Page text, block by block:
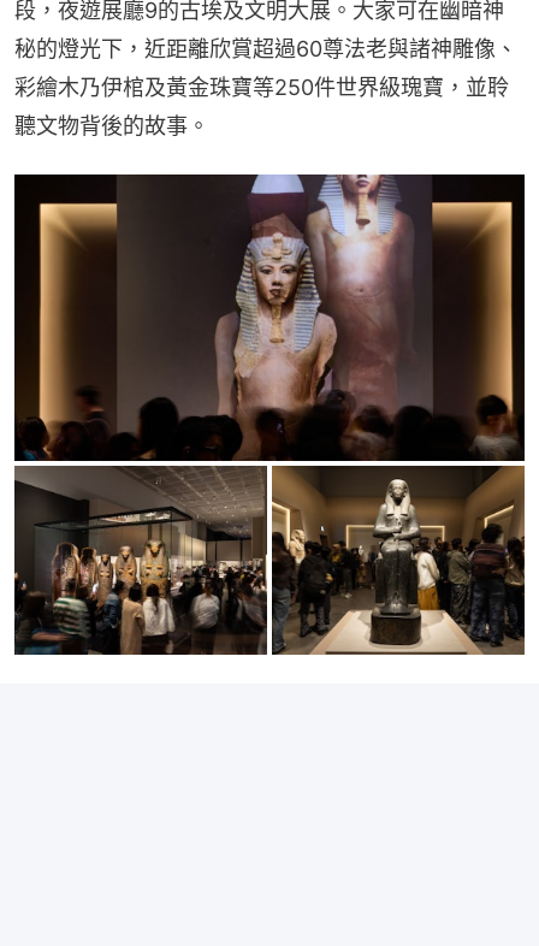
段，夜遊展廳9的古埃及文明大展。大家可在幽暗神
秘的燈光下，近距離欣賞超過60尊法老與諸神雕像、
彩繪木乃伊棺及黃金珠寶等250件世界級瑰寶，並聆
聽文物背後的故事。